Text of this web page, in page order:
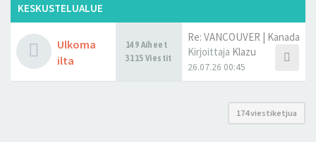
KESKUSTELUALUE
Ulkoma
ilta
149 Aiheet
3115 Viestit
Re: VANCOUVER | Kanada
Kirjoittaja Klazu
26.07.26 00:45
174 viestiketjua